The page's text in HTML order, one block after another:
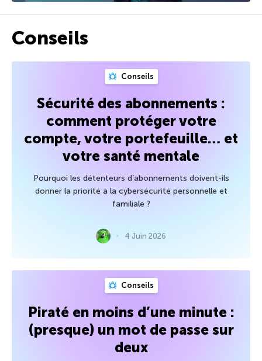
Conseils
Conseils
Sécurité des abonnements :
comment protéger votre
compte, votre portefeuille… et
votre santé mentale
Pourquoi les détenteurs d’abonnements doivent-ils
donner la priorité à la cybersécurité personnelle et
familiale ?
4 Juin 2026
Conseils
Piraté en moins d’une minute :
(presque) un mot de passe sur
deux